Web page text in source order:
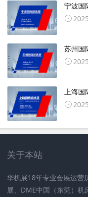
宁波国
苏州国
上海国
关于本站
华机展18年专业会展运营
展、DME中国（东莞）机